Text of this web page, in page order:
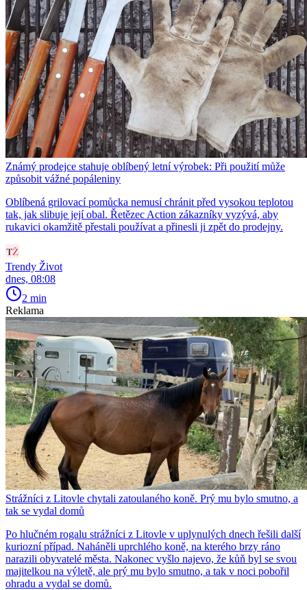
Známý prodejce stahuje oblíbený letní výrobek: Při použití může
způsobit vážné popáleniny
Oblíbená grilovací pomůcka nemusí chránit před vysokou teplotou
tak, jak slibuje její obal. Řetězec Action zákazníky vyzývá, aby
rukavici okamžitě přestali používat a přinesli ji zpět do prodejny.
Trendy Život
dnes, 08:08
2 min
Reklama
Strážníci z Litovle chytali zatoulaného koně. Prý mu bylo smutno, a
tak se vydal domů
Po hlučném rogalu strážníci z Litovle v uplynulých dnech řešili další
kuriozní případ. Naháněli uprchlého koně, na kterého brzy ráno
narazili obyvatelé města. Nakonec vyšlo najevo, že kůň byl se svou
majitelkou na výletě, ale prý mu bylo smutno, a tak v noci pobořil
ohradu a vydal se domů.